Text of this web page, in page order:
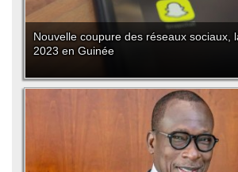
Nouvelle coupure des réseaux sociaux,
2023 en Guinée